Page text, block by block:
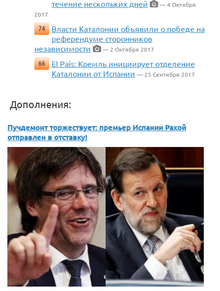
течение нескольких дней
— 4 Октября
2017
74
Власти Каталонии объявили о победе на
референдуме сторонников
независимости
— 2 Октября 2017
66
El País: Кремль инициирует отделение
Каталонии от Испании — 25 Сентября 2017
Дополнения:
Пучдемонт торжествует: премьер Испании Рахой
отправлен в отставку!